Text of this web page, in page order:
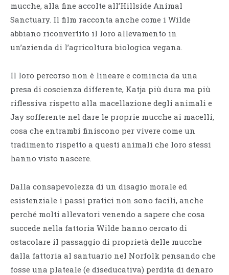
mucche, alla fine accolte all’Hillside Animal
Sanctuary. Il film racconta anche come i Wilde
abbiano riconvertito il loro allevamento in
un’azienda di l’agricoltura biologica vegana.
Il loro percorso non è lineare e comincia da una
presa di coscienza differente, Katja più dura ma più
riflessiva rispetto alla macellazione degli animali e
Jay sofferente nel dare le proprie mucche ai macelli,
cosa che entrambi finiscono per vivere come un
tradimento rispetto a questi animali che loro stessi
hanno visto nascere.
Dalla consapevolezza di un disagio morale ed
esistenziale i passi pratici non sono facili, anche
perché molti allevatori venendo a sapere che cosa
succede nella fattoria Wilde hanno cercato di
ostacolare il passaggio di proprietà delle mucche
dalla fattoria al santuario nel Norfolk pensando che
fosse una plateale (e diseducativa) perdita di denaro